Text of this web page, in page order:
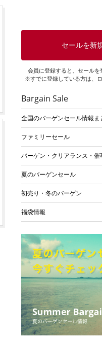
セールを新
会員に登録すると、セールを
※すでに登録している方は、
Bargain Sale
全国のバーゲンセール情報ま
ファミリーセール
バーゲン・クリアランス・催
夏のバーゲンセール
初売り・冬のバーゲン
福袋情報